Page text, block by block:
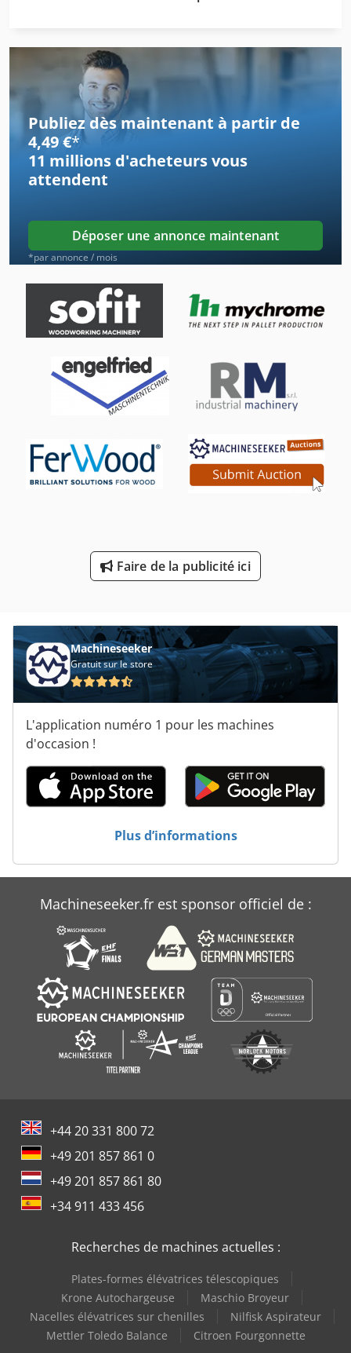
Machine De Découpage De Placage
Machine De Fabrication
Machine De Finition
Machine De Laminage
Machine De Menuiserie
Machine De Nettoyage De Partie
Machine De Parquet
Machine De Perçage Automatique
Machine De Placage
Machines De Nettoyage
Machines De Taillage
Piece De Rechange
Pièces De Machine À Laver
Pièces De Rechange
Transporteur De Pièces De Rechange
Publiez dès maintenant à partir de
4,49 €*
11 millions d'acheteursvous
attendent
Déposer une annonce maintenant
*par annonce / mois
Faire de la publicité ici
Machineseeker
Gratuit sur le store
L'application numéro 1 pour les machines
d'occasion !
Plus d’informations
Machineseeker.fr est sponsor officiel de :
+44 20 331 800 72
+49 201 857 861 0
+49 201 857 861 80
+34 911 433 456
Recherches de machines actuelles :
Plates-formes élévatrices télescopiques
Krone Autochargeuse
Maschio Broyeur
Nacelles élévatrices sur chenilles
Nilfisk Aspirateur
Mettler Toledo Balance
Citroen Fourgonnette